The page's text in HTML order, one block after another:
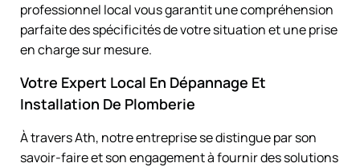
professionnel local vous garantit une compréhension
parfaite des spécificités de votre situation et une prise
en charge sur mesure.
Votre Expert Local En Dépannage Et
Installation De Plomberie
À travers Ath, notre entreprise se distingue par son
savoir-faire et son engagement à fournir des solutions